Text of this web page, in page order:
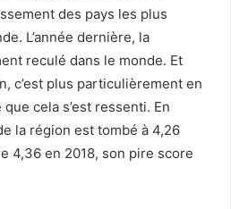
des pays les plus
L’année dernière, la
reculé dans le monde. Et
c’est plus particulièrement en
cela s’est ressenti. En
la région est tombé à 4,26
4,36 en 2018, son pire score